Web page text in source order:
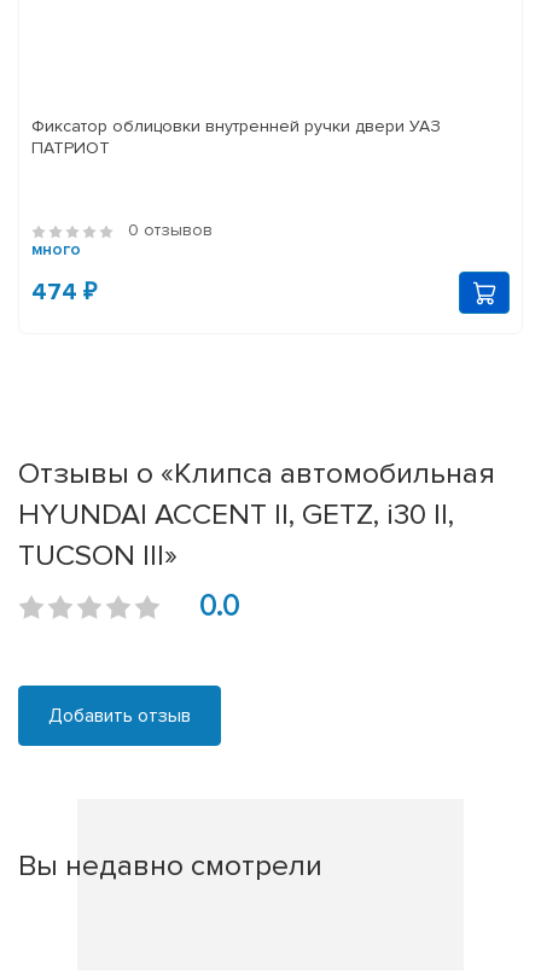
Фиксатор облицовки внутренней ручки двери УАЗ
ПАТРИОТ
0 отзывов
много
474 ₽
Отзывы о «Клипса автомобильная
HYUNDAI ACCENT II, GETZ, i30 II,
TUCSON III»
0.0
Добавить отзыв
Вы недавно смотрели